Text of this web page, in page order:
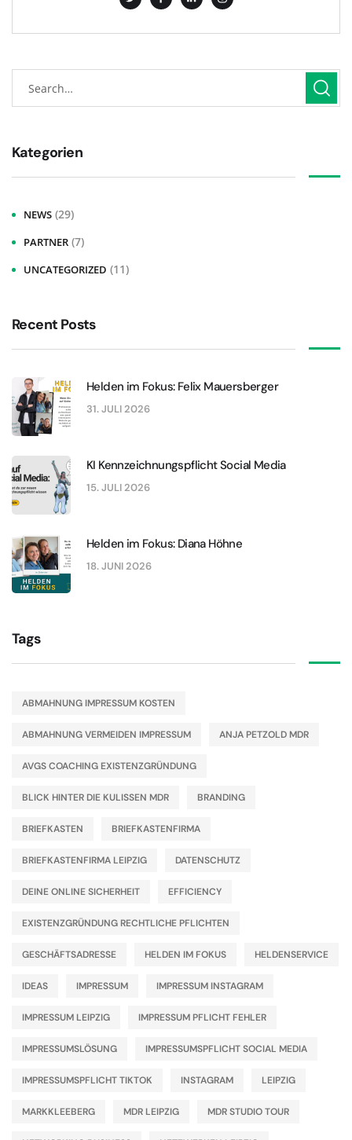
Kategorien
NEWS (29)
PARTNER (7)
UNCATEGORIZED (11)
Recent Posts
Helden im Fokus: Felix Mauersberger
31. JULI 2026
KI Kennzeichnungspflicht Social Media
15. JULI 2026
Helden im Fokus: Diana Höhne
18. JUNI 2026
Tags
ABMAHNUNG IMPRESSUM KOSTEN
ABMAHNUNG VERMEIDEN IMPRESSUM ANJA PETZOLD MDR
AVGS COACHING EXISTENZGRÜNDUNG
BLICK HINTER DIE KULISSEN MDR BRANDING
BRIEFKASTEN BRIEFKASTENFIRMA
BRIEFKASTENFIRMA LEIPZIG DATENSCHUTZ
DEINE ONLINE SICHERHEIT EFFICIENCY
EXISTENZGRÜNDUNG RECHTLICHE PFLICHTEN
GESCHÄFTSADRESSE HELDEN IM FOKUS HELDENSERVICE
IDEAS IMPRESSUM IMPRESSUM INSTAGRAM
IMPRESSUM LEIPZIG IMPRESSUM PFLICHT FEHLER
IMPRESSUMSLÖSUNG IMPRESSUMSPFLICHT SOCIAL MEDIA
IMPRESSUMSPFLICHT TIKTOK INSTAGRAM LEIPZIG
MARKKLEEBERG MDR LEIPZIG MDR STUDIO TOUR